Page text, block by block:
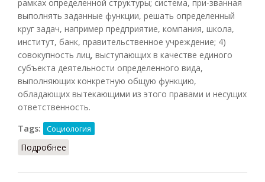
рамках определенной структуры; система, при-званная
выполнять заданные функции, решать определенный
круг задач, например предприятие, компания, школа,
институт, банк, правительственное учреждение; 4)
совокупность лиц, выступающих в качестве единого
субъекта деятельности определенного вида,
выполняющих конкретную общую функцию,
обладающих вытекающими из этого правами и несущих
ответственность.
Tags:
Социология
Подробнее